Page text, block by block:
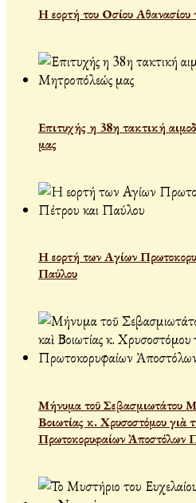
Η εορτή του Οσίου Αθανασίου
Επιτυχής η 38η τακτική
μας
Η εορτή των Αγίων
Παύλου
Μήνυμα τοῦ Σεβασμιωτάτου
Βοιωτίας κ. Χρυσοστόμου
Πρωτοκορυφαίων Ἀποστόλων